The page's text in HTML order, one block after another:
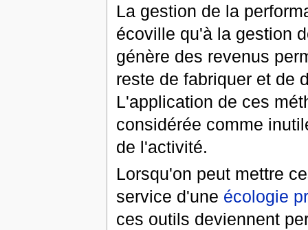
La gestion de la
écoville qu'à la gestion
génère des revenus
reste de fabriquer et de
L'application de ces
considérée comme
de l'activité.
Lorsqu'on peut mettre
service d'une écologie
ces outils deviennent